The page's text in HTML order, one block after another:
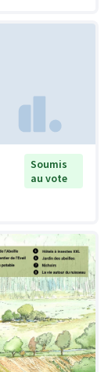
Soumis
au vote